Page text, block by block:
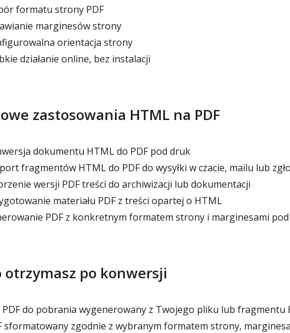
formatu strony PDF
marginesów strony
orientacja strony
działanie online, bez instalacji
zastosowania HTML na PDF
dokumentu HTML do PDF pod druk
fragmentów HTML do PDF do wysyłki w czacie, mailu lub
wersji PDF treści do archiwizacji lub dokumentacji
materiału PDF z treści opartej o HTML
PDF z konkretnym formatem strony i marginesami
otrzymasz po konwersji
PDF do pobrania wygenerowany z Twojego pliku lub fragmentu
sformatowany zgodnie z wybranym formatem strony,